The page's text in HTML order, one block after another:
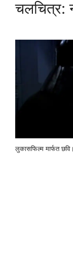
चलचित्र:
लुकासफिल्म मार्फत छवि।